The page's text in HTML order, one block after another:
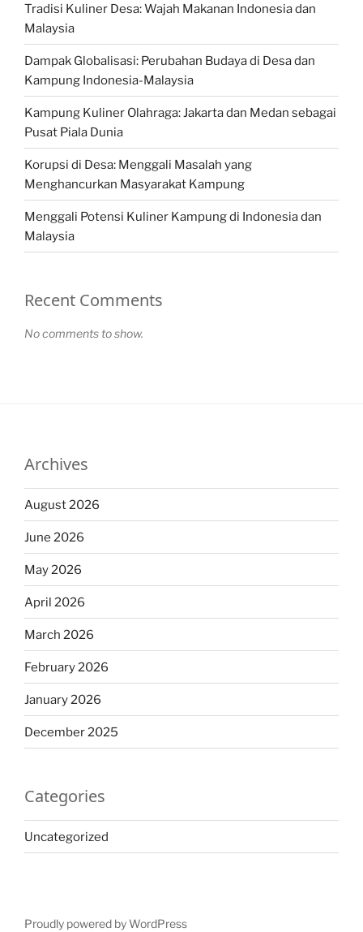
Tradisi Kuliner Desa: Wajah Makanan Indonesia dan
Malaysia
Dampak Globalisasi: Perubahan Budaya di Desa dan
Kampung Indonesia-Malaysia
Kampung Kuliner Olahraga: Jakarta dan Medan sebagai
Pusat Piala Dunia
Korupsi di Desa: Menggali Masalah yang
Menghancurkan Masyarakat Kampung
Menggali Potensi Kuliner Kampung di Indonesia dan
Malaysia
Recent Comments
No comments to show.
Archives
August 2026
June 2026
May 2026
April 2026
March 2026
February 2026
January 2026
December 2025
Categories
Uncategorized
Proudly powered by WordPress